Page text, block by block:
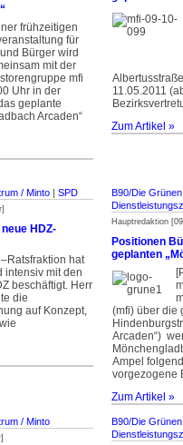
frühzeitigen
für
Bürger wird
mit der
mfi
Uhr in der
geplante
Arcaden“
11.05.2011
Zum Artikel »
/ Minto | SPD
HDZ-
hat
intensiv mit den
beschäftigt. Herr
die
auf Konzept,
B90/Die Grünen
Hauptredaktion
Positionen
geplanten
(mfi) über die
Arcaden“)
Ampel
vorgezogene
Zum Artikel »
/ Minto B90/Die Grünen